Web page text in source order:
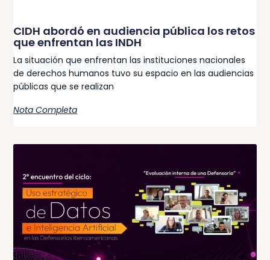
CIDH abordó en audiencia pública los retos
que enfrentan las INDH
La situación que enfrentan las instituciones nacionales
de derechos humanos tuvo su espacio en las audiencias
públicas que se realizan
Nota Completa